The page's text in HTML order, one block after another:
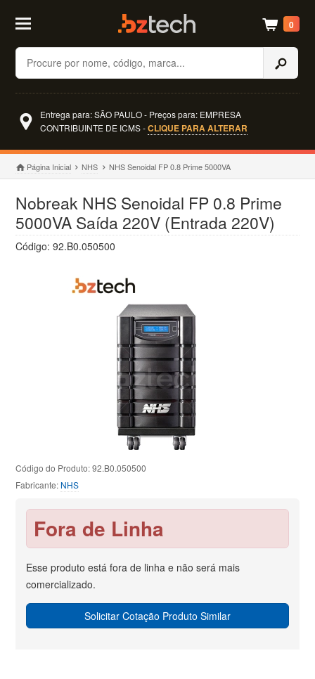
Buscar
0
Entrega para: SÃO PAULO - Preços para: EMPRESA
CONTRIBUINTE DE ICMS -CLIQUE PARA ALTERAR
Página Inicial NHS NHS Senoidal FP 0.8 Prime 5000VA
Nobreak NHS Senoidal FP 0.8 Prime
5000VA Saída 220V (Entrada 220V)
Código: 92.B0.050500
Código do Produto: 92.B0.050500
Fabricante: NHS
Fora de Linha
Esse produto está fora de linha e não será mais
comercializado.
Solicitar Cotação Produto Similar